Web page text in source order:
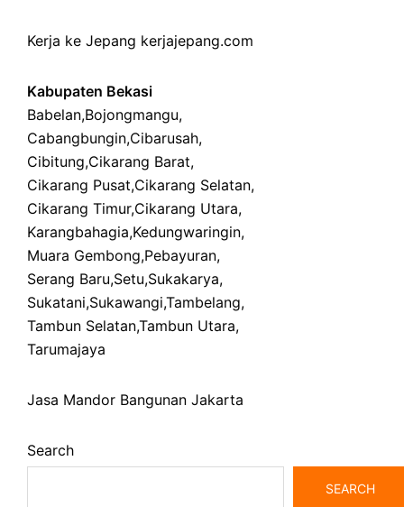
Kerja ke Jepang kerjajepang.com
Kabupaten Bekasi
Babelan,Bojongmangu,
Cabangbungin,Cibarusah,
Cibitung,Cikarang Barat,
Cikarang Pusat,Cikarang Selatan,
Cikarang Timur,Cikarang Utara,
Karangbahagia,Kedungwaringin,
Muara Gembong,Pebayuran,
Serang Baru,Setu,Sukakarya,
Sukatani,Sukawangi,Tambelang,
Tambun Selatan,Tambun Utara,
Tarumajaya
Jasa Mandor Bangunan Jakarta
Search
SEARCH